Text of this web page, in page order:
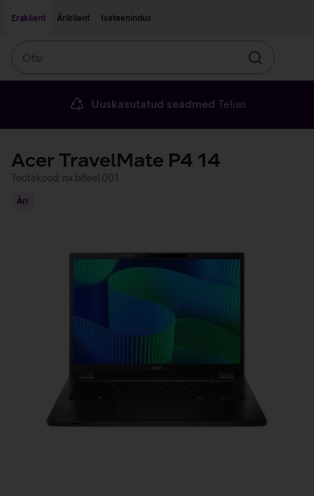
Eraklient
Äriklient Iseteenindus
Otsin
Uuskasutatud seadmed Telias
Acer TravelMate P4 14
Tootekood: nx.b8eel.001
Äri